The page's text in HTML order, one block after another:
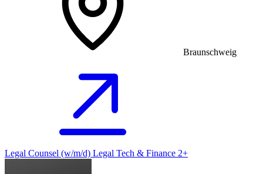
Braunschweig
Legal Counsel (w/m/d) Legal Tech & Finance 2+